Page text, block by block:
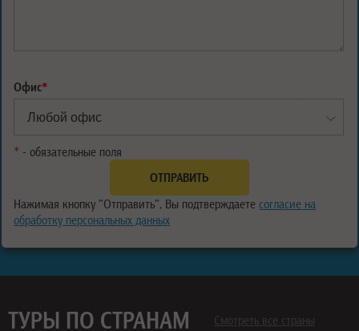
Офис*
* - обязательные поля
Нажимая кнопку "Отправить", Вы подтверждаете согласие на
обработку персональных данных
ТУРЫ ПО СТРАНАМ Смотреть все страны